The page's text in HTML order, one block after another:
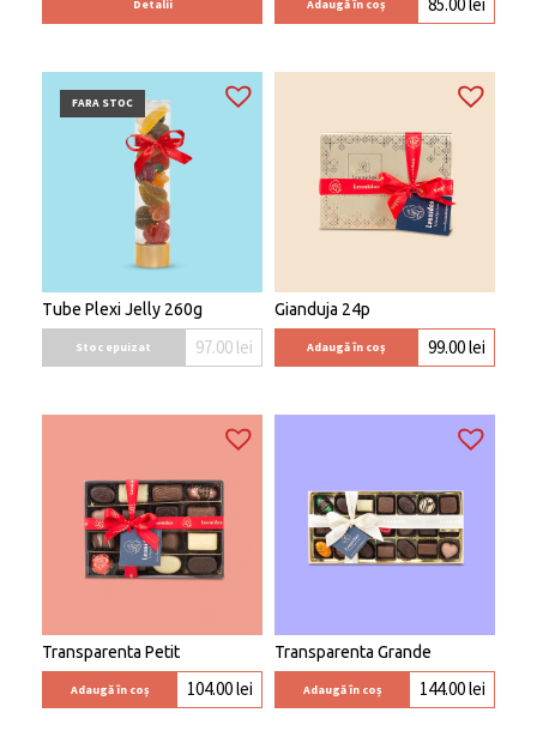
Detalii Adaugă în coș
FARA STOC
Tube Plexi Jelly 260g
Stoc epuizat 97.00 lei
Gianduja 24p
Adaugă în coș 99.00lei
Transparenta Petit
Adaugă în coș 104.00lei
Transparenta Grande
Adaugă în coș 144.00lei